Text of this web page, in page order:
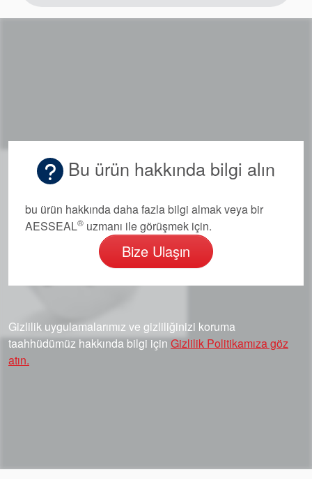
Bu ürün hakkında bilgi alın
bu ürün hakkında daha fazla bilgi almak veya bir
AESSEAL® uzmanı ile görüşmek için.
Bize Ulaşın
Gizlilik uygulamalarımız ve gizliliğinizi koruma
taahhüdümüz hakkında bilgi için Gizlilik Politikamıza göz
atın.